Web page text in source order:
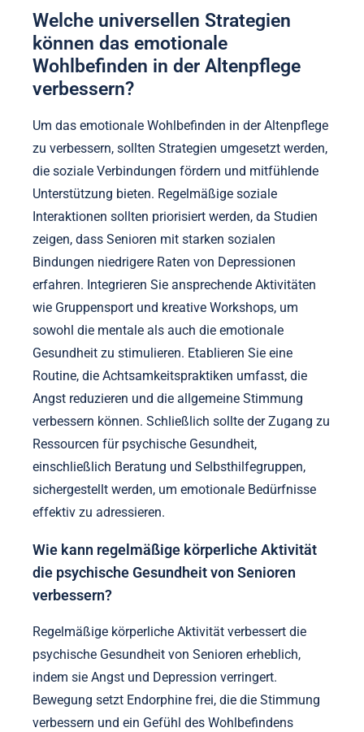
Welche universellen Strategien
können das emotionale
Wohlbefinden in der Altenpflege
verbessern?
Um das emotionale Wohlbefinden in der Altenpflege
zu verbessern, sollten Strategien umgesetzt werden,
die soziale Verbindungen fördern und mitfühlende
Unterstützung bieten. Regelmäßige soziale
Interaktionen sollten priorisiert werden, da Studien
zeigen, dass Senioren mit starken sozialen
Bindungen niedrigere Raten von Depressionen
erfahren. Integrieren Sie ansprechende Aktivitäten
wie Gruppensport und kreative Workshops, um
sowohl die mentale als auch die emotionale
Gesundheit zu stimulieren. Etablieren Sie eine
Routine, die Achtsamkeitspraktiken umfasst, die
Angst reduzieren und die allgemeine Stimmung
verbessern können. Schließlich sollte der Zugang zu
Ressourcen für psychische Gesundheit,
einschließlich Beratung und Selbsthilfegruppen,
sichergestellt werden, um emotionale Bedürfnisse
effektiv zu adressieren.
Wie kann regelmäßige körperliche Aktivität
die psychische Gesundheit von Senioren
verbessern?
Regelmäßige körperliche Aktivität verbessert die
psychische Gesundheit von Senioren erheblich,
indem sie Angst und Depression verringert.
Bewegung setzt Endorphine frei, die die Stimmung
verbessern und ein Gefühl des Wohlbefindens